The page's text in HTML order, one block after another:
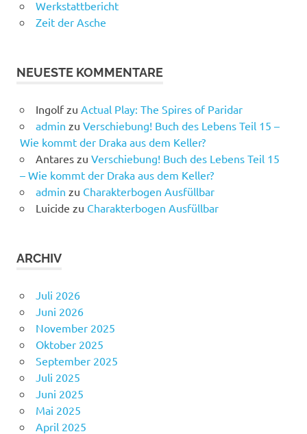
Werkstattbericht
Zeit der Asche
NEUESTE KOMMENTARE
Ingolfzu Actual Play: The Spires of Paridar
admin zu Verschiebung! Buch des Lebens Teil 15 –
Wie kommt der Draka aus dem Keller?
Antareszu Verschiebung! Buch des Lebens Teil 15
– Wie kommt der Draka aus dem Keller?
admin zu Charakterbogen Ausfüllbar
Luicide zu Charakterbogen Ausfüllbar
ARCHIV
Juli 2026
Juni 2026
November 2025
Oktober 2025
September 2025
Juli 2025
Juni 2025
Mai 2025
April 2025